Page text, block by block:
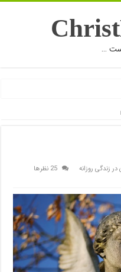
…
در زندگی روزانه
25 نظرها